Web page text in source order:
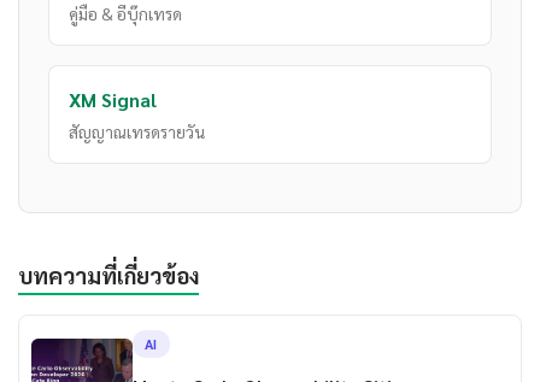
คู่มือ & อีบุ๊กเทรด
XM Signal
สัญญาณเทรดรายวัน
บทความที่เกี่ยวข้อง
AI